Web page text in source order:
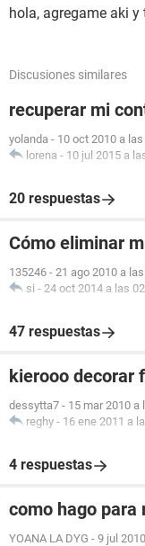
hola, agregame aki
Discusiones similares
recuperar mi
yolanda - 10 oct 2010 a
lorena - 10 jul 2015 a
20 respuestas
Cómo eliminar
135246 - 21 ago 2010 a
si - 24 oct 2014 a las
47 respuestas
kierooo decorar
dessytta7 - 15 mar 2010 a
reghy - 16 ene 2011 a
4 respuestas
como hago
YOANA LA DYG - 9 jul